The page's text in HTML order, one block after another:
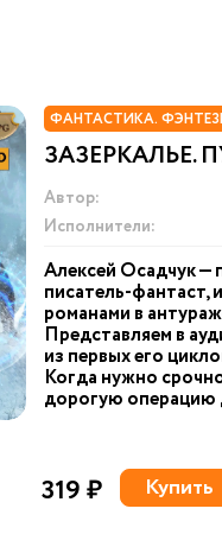
ФАНТАСТИКА.
ЗАЗЕРКАЛЬЕ.
Автор:
Исполнители:
Алексей Осадчук —
писатель-фантаст,
романами в
Представляем в
из первых его
Когда нужно
дорогую операцию
319 ₽ Купить